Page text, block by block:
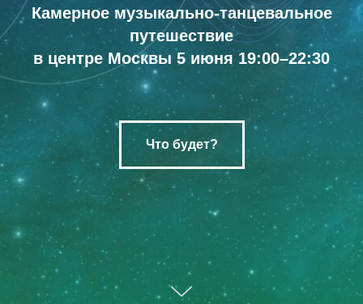
Камерное музыкально-танцевальное
путешествие
в центре Москвы 5 июня 19:00–22:30
Что будет?